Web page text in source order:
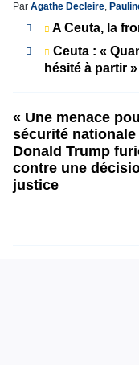
Par Agathe Decleire,
A Ceuta, la
Ceuta : «
hésité à partir »
« Une menace
sécurité nationale
Donald Trump
contre une
justice